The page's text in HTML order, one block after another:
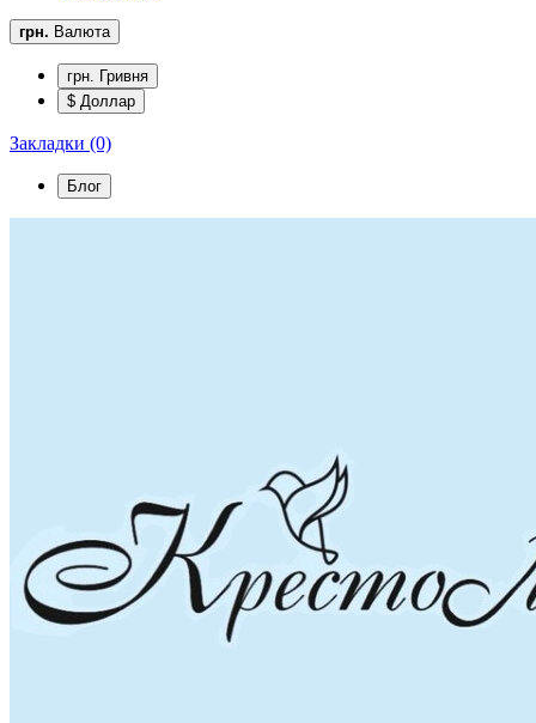
грн. Валюта
грн. Гривня
$ Доллар
Закладки (0)
Блог